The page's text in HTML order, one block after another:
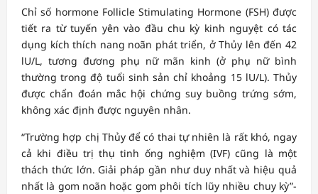
Chỉ số hormone Follicle Stimulating Hormone (FSH) được
tiết ra từ tuyến yên vào đầu chu kỳ kinh nguyệt có tác
dụng kích thích nang noãn phát triển, ở Thủy lên đến 42
lU/L, tương đương phụ nữ mãn kinh (ở phụ nữ bình
thường trong độ tuổi sinh sản chỉ khoảng 15 lU/L). Thủy
được chẩn đoán mắc hội chứng suy buồng trứng sớm,
không xác định được nguyên nhân.
“Trường hợp chị Thủy để có thai tự nhiên là rất khó, ngay
cả khi điều trị thụ tinh ống nghiệm (IVF) cũng là một
thách thức lớn. Giải pháp gần như duy nhất và hiệu quả
nhất là gom noãn hoặc gom phôi tích lũy nhiều chuy kỳ”-